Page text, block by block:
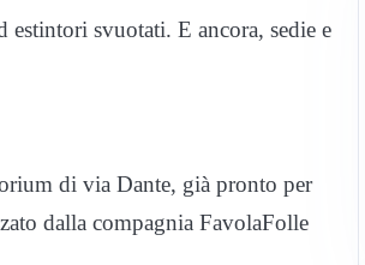
svuotati. E ancora, sedie e
di via Dante, già pronto per
dalla compagnia FavolaFolle